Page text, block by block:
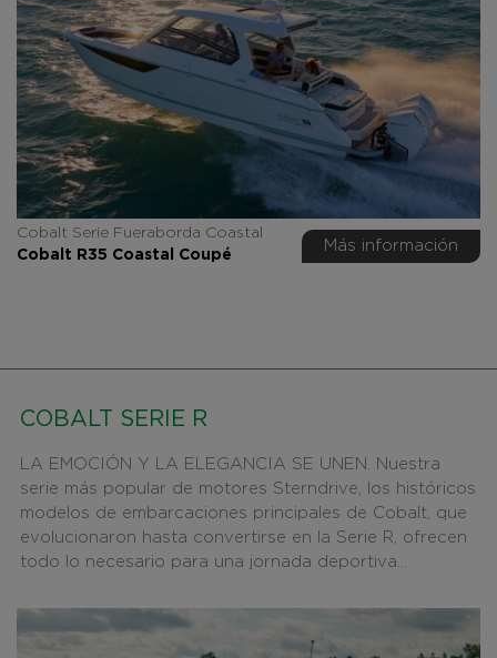
Cobalt Serie Fueraborda Coastal
Cobalt R35 Coastal Coupé
Más información
COBALT SERIE R
LA EMOCIÓN Y LA ELEGANCIA SE UNEN. Nuestra
serie más popular de motores Sterndrive, los históricos
modelos de embarcaciones principales de Cobalt, que
evolucionaron hasta convertirse en la Serie R, ofrecen
todo lo necesario para una jornada deportiva...